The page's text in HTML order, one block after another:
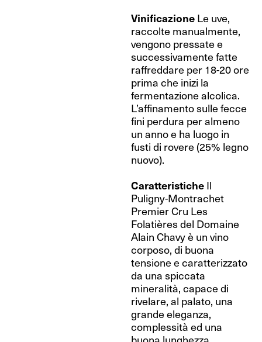
Vinificazione Le uve,
raccolte manualmente,
vengono pressate e
successivamente fatte
raffreddare per 18-20 ore
prima che inizi la
fermentazione alcolica.
L’affinamento sulle fecce
fini perdura per almeno
un anno e ha luogo in
fusti di rovere (25% legno
nuovo).
Caratteristiche Il
Puligny-Montrachet
Premier Cru Les
Folatières del Domaine
Alain Chavy è un vino
corposo, di buona
tensione e caratterizzato
da una spiccata
mineralità, capace di
rivelare, al palato, una
grande eleganza,
complessità ed una